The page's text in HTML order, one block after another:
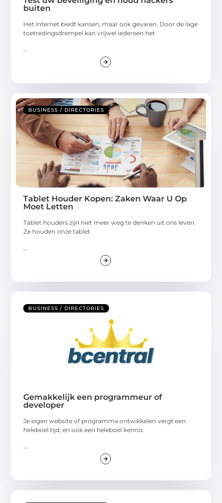
buiten
Het internet biedt kansen, maar ook gevaren. Door de lage
toetredingsdrempel kan vrijwel iedereen het
BUSINESS / DIRECTORIES
Tablet Houder Kopen: Zaken Waar U Op
Moet Letten
Tablet houders zijn niet meer weg te denken uit ons leven.
Ze houden onze tablet
BUSINESS / DIRECTORIES
Gemakkelijk een programmeur of
developer
Je eigen website of programma ontwikkelen vergt een
heleboel tijd, en ook een heleboel kennis.